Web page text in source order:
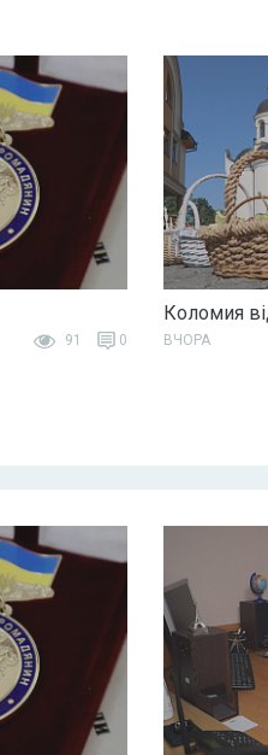
91 0
Коломия
ВЧОРА